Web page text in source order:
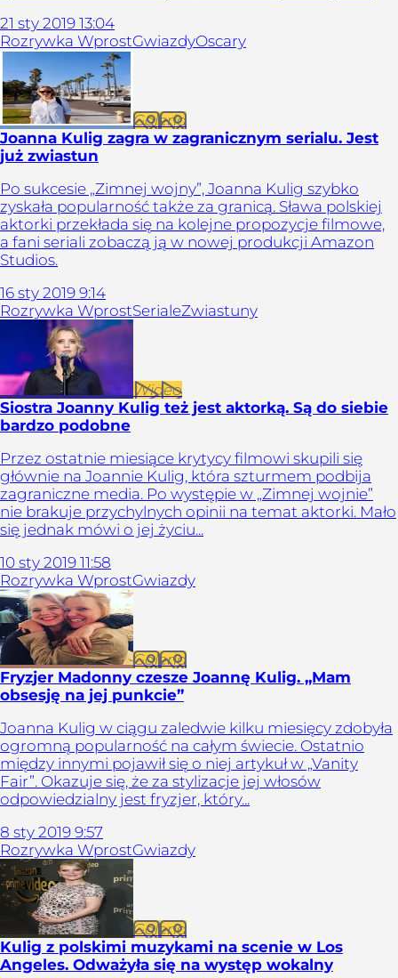
21 sty 2019 13:04
Rozrywka WprostGwiazdyOscary
Galeria
Joanna Kulig zagra w zagranicznym serialu. Jest
już zwiastun
Po sukcesie „Zimnej wojny”, Joanna Kulig szybko
zyskała popularność także za granicą. Sława polskiej
aktorki przekłada się na kolejne propozycje filmowe,
a fani seriali zobaczą ją w nowej produkcji Amazon
Studios.
16 sty 2019 9:14
Rozrywka WprostSerialeZwiastuny
Wideo
Siostra Joanny Kulig też jest aktorką. Są do siebie
bardzo podobne
Przez ostatnie miesiące krytycy filmowi skupili się
głównie na Joannie Kulig, która szturmem podbija
zagraniczne media. Po występie w „Zimnej wojnie”
nie brakuje przychylnych opinii na temat aktorki. Mało
się jednak mówi o jej życiu...
10 sty 2019 11:58
Rozrywka WprostGwiazdy
Galeria
Fryzjer Madonny czesze Joannę Kulig. „Mam
obsesję na jej punkcie”
Joanna Kulig w ciągu zaledwie kilku miesięcy zdobyła
ogromną popularność na całym świecie. Ostatnio
między innymi pojawił się o niej artykuł w „Vanity
Fair”. Okazuje się, że za stylizacje jej włosów
odpowiedzialny jest fryzjer, który...
8 sty 2019 9:57
Rozrywka WprostGwiazdy
Galeria
Kulig z polskimi muzykami na scenie w Los
Angeles. Odważyła się na występ wokalny